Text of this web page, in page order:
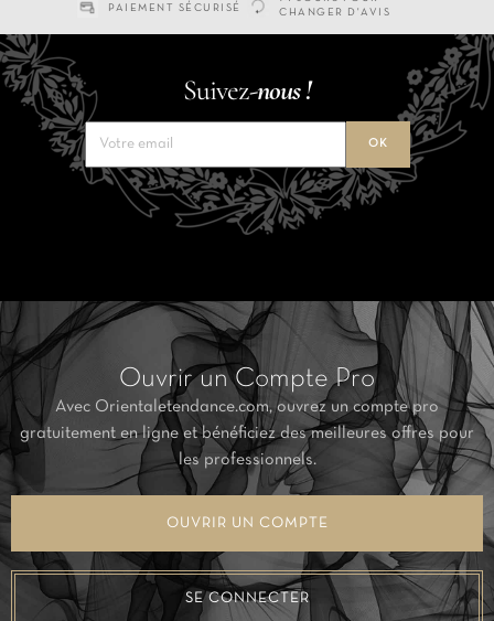
PAIEMENT SÉCURISÉ
CHANGER D'AVIS
Suivez-nous !
Ouvrir un Compte Pro
Avec Orientaletendance.com, ouvrez un compte pro
gratuitement en ligne et bénéficiez des meilleures offres pour
les professionnels.
OUVRIR UN COMPTE
SE CONNECTER